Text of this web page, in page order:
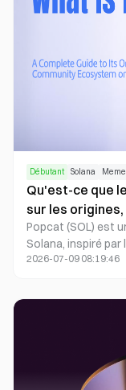
de marque. À
communauté
communautaire
progressivement
Débutant Solana Meme
Qu'est-ce que
sur les
l'écosystème
Solana.
Popcat (SOL) est
Solana, inspiré par
qu'actif numérique
écosystème
l'engagement
haute
2026-07-09 08:19:46